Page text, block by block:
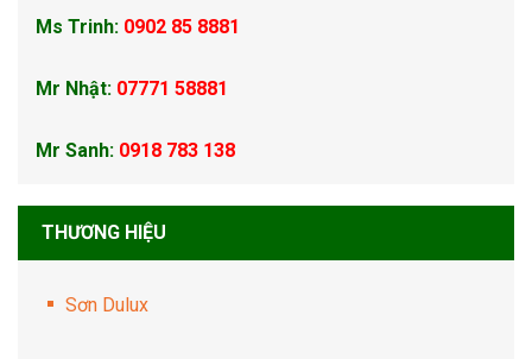
Ms Trinh: 0902 85 8881
Mr Nhật: 07771 58881
Mr Sanh: 0918 783 138
THƯƠNG HIỆU
Sơn Dulux